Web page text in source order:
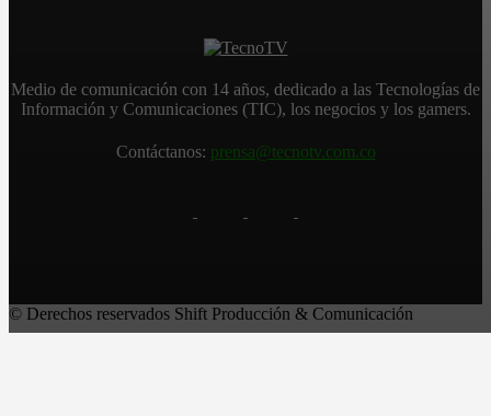
Medio de comunicación con 14 años, dedicado a las Tecnologías de
Información y Comunicaciones (TIC), los negocios y los gamers.
Contáctanos: prensa@tecnotv.com.co
© Derechos reservados Shift Producción & Comunicación